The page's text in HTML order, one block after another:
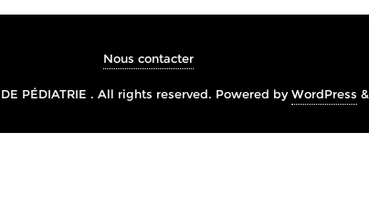
Nous contacter
PÉDIATRIE . All rights reserved. Powered byWordPress &